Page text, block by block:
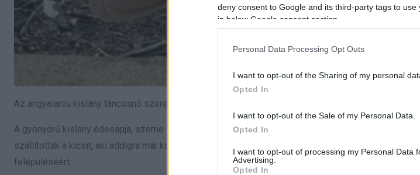
deny consent to Google and its third-party tags to
in below Google consent section.
Personal Data Processing Opt Outs
I want to opt-out of the Sharing of my personal
Opted In
I want to opt-out of the Sale of my Personal Data.
Opted In
I want to opt-out of processing my Personal Data
Advertising.
Opted In
Az angyalarcú kislány táncosnő szerettet volna lenni
A gyönyörű kislány édesapja, szeme láttára esett össze, mire a család azonnal mentőt hívott. Nem
szállították a kicsit, aki addigra már kómába esett. Az egész család bement a kórházba, hogy
felépüléséért.